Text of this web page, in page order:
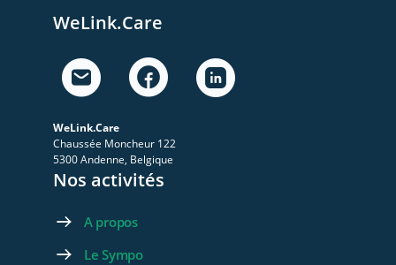
WeLink.Care
WeLink.Care
Chaussée Moncheur 122
5300 Andenne, Belgique
Nos activités
A propos
Le Sympo